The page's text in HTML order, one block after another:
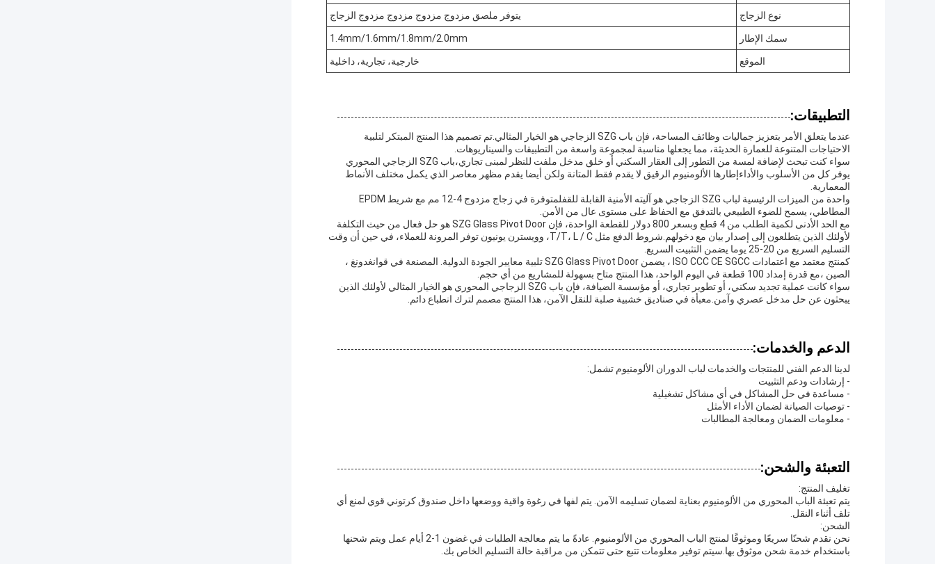
نوع الزجاج يتوفر ملصق مزدوج مزدوج مزدوج مزدوج الزجاج
سمك الإطار 1.4mm/1.6mm/1.8mm/2.0mm
الموقع خارجية، تجارية، داخلية
التطبيقات:
عندما يتعلق الأمر بتعزيز جماليات وظائف المساحة، فإن باب SZG الزجاجي هو الخيار المثالي.تم تصميم هذا المنتج المبتكر لتلبية
الاحتياجات المتنوعة للعمارة الحديثة، مما يجعلها مناسبة لمجموعة واسعة من التطبيقات والسيناريوهات.
سواء كنت تبحث لإضافة لمسة من التطور إلى العقار السكني أو خلق مدخل ملفت للنظر لمبنى تجاري،باب SZG الزجاجي المحوري
يوفر كل من الأسلوب والأداءإطارها الألومنيوم الرقيق لا يقدم فقط المتانة ولكن أيضا يقدم مظهر معاصر الذي يكمل مختلف الأنماط
المعمارية.
واحدة من الميزات الرئيسية لباب SZG الزجاجي هو آليته الأمنية القابلة للقفلمتوفرة في زجاج مزدوج 4-12 مم مع شريط EPDM
المطاطي، يسمح للضوء الطبيعي بالتدفق مع الحفاظ على مستوى عال من الأمن.
مع الحد الأدنى لكمية الطلب من 4 قطع وبسعر 800 دولار للقطعة الواحدة، فإن SZG Glass Pivot Door هو حل فعال من حيث التكلفة
لأولئك الذين يتطلعون إلى إصدار بيان مع دخولهم.شروط الدفع مثل T/T، L / C، وويسترن يونيون توفر المرونة للعملاء، في حين أن وقت
التسليم السريع من 20-25 يوما يضمن التثبيت السريع.
كمنتج معتمد مع اعتمادات ISO CCC CE SGCC ، يضمن SZG Glass Pivot Door تلبية معايير الجودة الدولية. المصنعة في قوانغدونغ ،
الصين ،مع قدرة إمداد 100 قطعة في اليوم الواحد، هذا المنتج متاح بسهولة للمشاريع من أي حجم.
سواء كانت عملية تجديد سكني، أو تطوير تجاري، أو مؤسسة الضيافة، فإن باب SZG الزجاجي المحوري هو الخيار المثالي لأولئك الذين
يبحثون عن حل مدخل عصري وآمن.معبأة في صناديق خشبية صلبة للنقل الآمن، هذا المنتج مصمم لترك انطباع دائم.
الدعم والخدمات:
لدينا الدعم الفني للمنتجات والخدمات لباب الدوران الألومنيوم تشمل:
- إرشادات ودعم التثبيت
- مساعدة في حل المشاكل في أي مشاكل تشغيلية
- توصيات الصيانة لضمان الأداء الأمثل
- معلومات الضمان ومعالجة المطالبات
التعبئة والشحن:
تغليف المنتج:
يتم تعبئة الباب المحوري من الألومنيوم بعناية لضمان تسليمه الآمن. يتم لفها في رغوة واقية ووضعها داخل صندوق كرتوني قوي لمنع أي
تلف أثناء النقل.
الشحن:
نحن نقدم شحنًا سريعًا وموثوقًا لمنتج الباب المحوري من الألومنيوم. عادةً ما يتم معالجة الطلبات في غضون 1-2 أيام عمل ويتم شحنها
باستخدام خدمة شحن موثوق بها.سيتم توفير معلومات تتبع حتى تتمكن من مراقبة حالة التسليم الخاص بك.